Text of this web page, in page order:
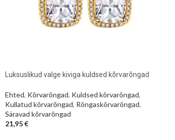
Luksuslikud valge kiviga kuldsed kõrvarõngad
Ehted, Kõrvarõngad, Kuldsed kõrvarõngad,
Kullatud kõrvarõngad, Rõngaskõrvarõngad,
Säravad kõrvarõngad
21,95€